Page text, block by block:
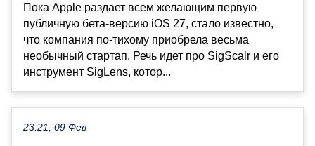
Пока Apple раздает всем желающим первую
публичную бета-версию iOS 27, стало известно,
что компания по-тихому приобрела весьма
необычный стартап. Речь идет про SigScalr и его
инструмент SigLens, котор...
23:21, 09 Фев